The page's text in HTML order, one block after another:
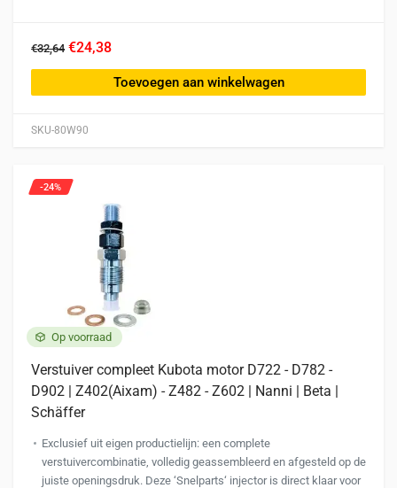
SKU-80W90
€32,64 €24,38
Toevoegen aan winkelwagen
Op voorraad
-24%
Verstuiver compleet Kubota motor D722 - D782 -
D902 | Z402(Aixam) - Z482 - Z602 | Nanni | Beta |
Schäffer
Exclusief uit eigen productielijn: een complete
verstuivercombinatie, volledig geassembleerd en afgesteld op de
juiste openingsdruk. Deze ‘Snelparts‘ injector is direct klaar voor